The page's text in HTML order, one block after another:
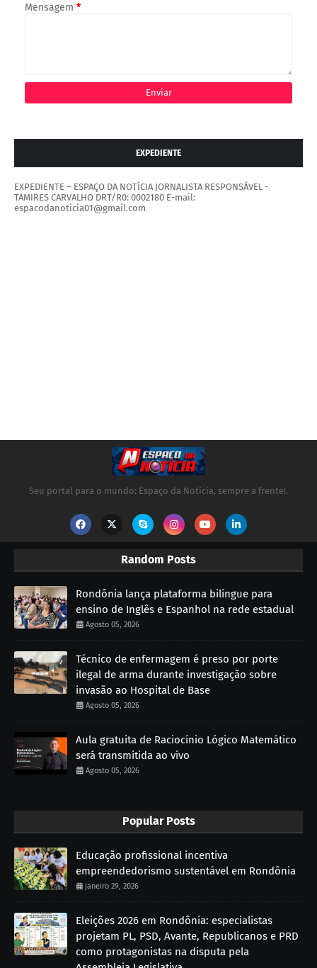
Mensagem *
EXPEDIENTE
EXPEDIENTE – ESPAÇO DA NOTÍCIA JORNALISTA RESPONSÁVEL -
TAMIRES CARVALHO DRT/R0: 0002180 E-mail:
espacodanoticia01@gmail.com
Seu portal para o mundo: Espaço da Notícia, sempre a frente!.
Random Posts
Rondônia lança plataforma bilíngue para
ensino de Inglês e Espanhol na rede estadual
Agosto 05, 2026
Técnico de enfermagem é preso por porte
ilegal de arma durante investigação sobre
invasão ao Hospital de Base
Agosto 05, 2026
Aula gratuita de Raciocínio Lógico Matemático
será transmitida ao vivo
Agosto 05, 2026
Popular Posts
Educação profissional incentiva
empreendedorismo sustentável em Rondônia
janeiro 29, 2026
Eleições 2026 em Rondônia: especialistas
projetam PL, PSD, Avante, Republicanos e PRD
como protagonistas na disputa pela